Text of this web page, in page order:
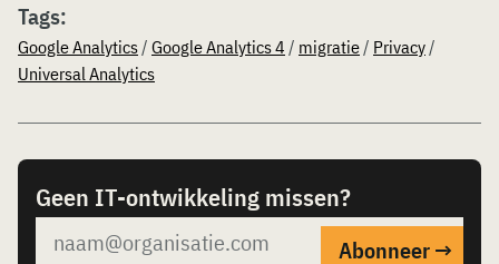
Tags:
Google Analytics/ Google Analytics 4 / migratie/ Privacy/
Universal Analytics
Geen IT-ontwikkeling missen?